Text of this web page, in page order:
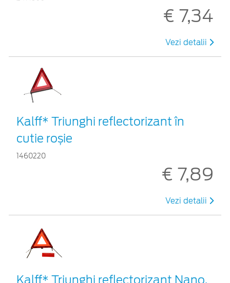
€ 7,34
Vezi detalii
Kalff* Triunghi reflectorizant în
cutie roșie
1460220
€ 7,89
Vezi detalii
Kalff* Triunghi reflectorizant Nano,